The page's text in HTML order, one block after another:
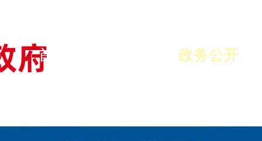
首页 政务公开